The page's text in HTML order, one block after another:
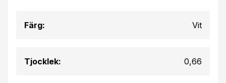
Färg: Vit
Tjocklek: 0,66